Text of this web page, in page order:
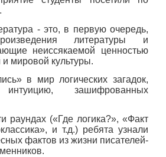
- это, в первую очередь,
литературы и
неиссякаемой ценностью
мировой культуры.
в мир логических загадок,
зашифрованных
раундах («Где логика?», «Факт
и т.д.) ребята узнали
фактов из жизни писателей-